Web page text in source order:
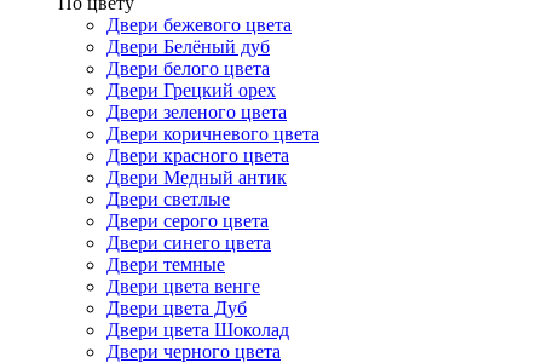
Двери бежевого цвета
Двери Белёный дуб
Двери белого цвета
Двери Грецкий орех
Двери зеленого цвета
Двери коричневого цвета
Двери красного цвета
Двери Медный антик
Двери светлые
Двери серого цвета
Двери синего цвета
Двери темные
Двери цвета венге
Двери цвета Дуб
Двери цвета Шоколад
Двери черного цвета